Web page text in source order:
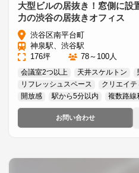
大型ビルの居抜き！窓側に設
力の渋谷の居抜きオフィス
渋谷区南平台町
神泉駅、渋谷駅
176坪
78～100人
会議室2つ以上 天井スケルトン
リフレッシュスペース
クリエイテ
開放感
駅から5分以内 複数路線
お問い合わせ